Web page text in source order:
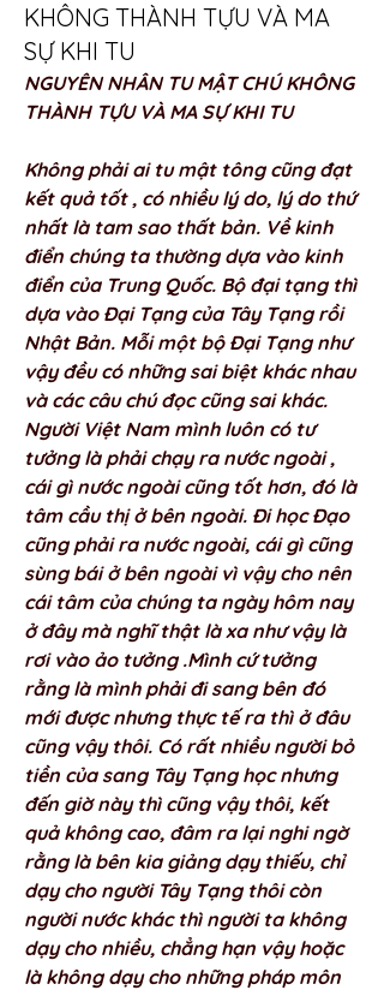
KHÔNG THÀNH TỰU VÀ MA
SỰ KHI TU
NGUYÊN NHÂN TU MẬT CHÚ KHÔNG
THÀNH TỰU VÀ MA SỰ KHI TU
Không phải ai tu mật tông cũng đạt
kết quả tốt , có nhiều lý do, lý do thứ
nhất là tam sao thất bản. Về kinh
điển chúng ta thường dựa vào kinh
điển của Trung Quốc. Bộ đại tạng thì
dựa vào Đại Tạng của Tây Tạng rồi
Nhật Bản. Mỗi một bộ Đại Tạng như
vậy đều có những sai biệt khác nhau
và các câu chú đọc cũng sai khác.
Người Việt Nam mình luôn có tư
tưởng là phải chạy ra nước ngoài ,
cái gì nước ngoài cũng tốt hơn, đó là
tâm cầu thị ở bên ngoài. Đi học Đạo
cũng phải ra nước ngoài, cái gì cũng
sùng bái ở bên ngoài vì vậy cho nên
cái tâm của chúng ta ngày hôm nay
ở đây mà nghĩ thật là xa như vậy là
rơi vào ảo tưởng .Mình cứ tưởng
rằng là mình phải đi sang bên đó
mới được nhưng thực tế ra thì ở đâu
cũng vậy thôi. Có rất nhiều người bỏ
tiền của sang Tây Tạng học nhưng
đến giờ này thì cũng vậy thôi, kết
quả không cao, đâm ra lại nghi ngờ
rằng là bên kia giảng dạy thiếu, chỉ
dạy cho người Tây Tạng thôi còn
người nước khác thì người ta không
dạy cho nhiều, chẳng hạn vậy hoặc
là không dạy cho những pháp môn